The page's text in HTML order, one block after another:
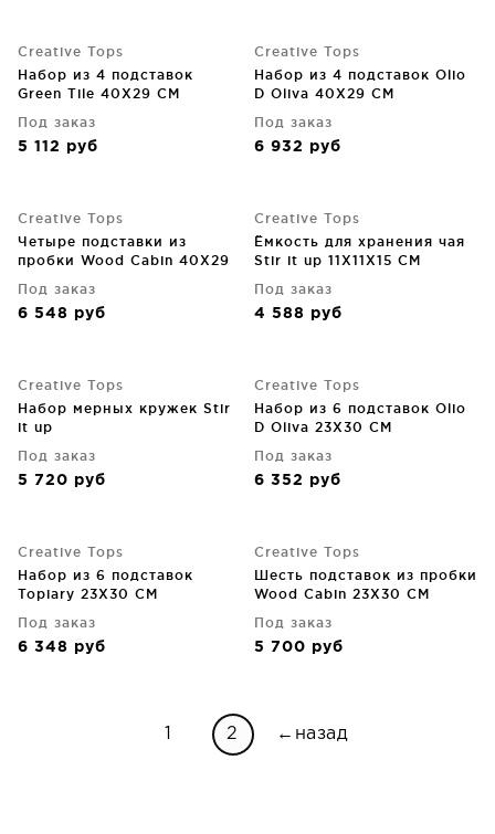
Creative Tops
Набор из 4 подставок
Green Tile 40X29 CM
Под заказ
5 112 руб
Creative Tops
Набор из 4 подставок Olio
D Oliva 40X29 CM
Под заказ
6 932 руб
Creative Tops
Четыре подставки из
пробки Wood Cabin 40X29
Под заказ
6 548 руб
Creative Tops
Ёмкость для хранения чая
Stir it up 11X11X15 CM
Под заказ
4 588 руб
Creative Tops
Набор мерных кружек Stir
it up
Под заказ
5 720 руб
Creative Tops
Набор из 6 подставок Olio
D Oliva 23X30 CM
Под заказ
6 352 руб
Creative Tops
Набор из 6 подставок
Topiary 23X30 CM
Под заказ
6 348 руб
Creative Tops
Шесть подставок из пробки
Wood Cabin 23X30 CM
Под заказ
5 700 руб
2 ←назад